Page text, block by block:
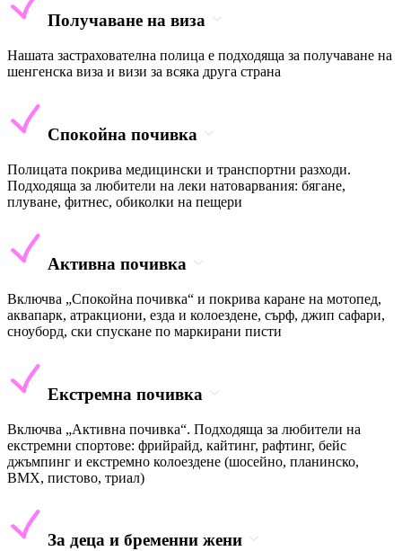
Получаване на виза
Нашата застрахователна полица е подходяща за получаване на
шенгенска виза и визи за всяка друга страна
Спокойна почивка
Полицата покрива медицински и транспортни разходи.
Подходяща за любители на леки натоварвания: бягане,
плуване, фитнес, обиколки на пещери
Активна почивка
Включва „Спокойна почивка“ и покрива каране на мотопед,
аквапарк, атракциони, езда и колоездене, сърф, джип сафари,
сноуборд, ски спускане по маркирани писти
Екстремна почивка
Включва „Активна почивка“. Подходяща за любители на
екстремни спортове: фрийрайд, кайтинг, рафтинг, бейс
джъмпинг и екстремно колоездене (шосейно, планинско,
BMX, пистово, триал)
За деца и бременни жени